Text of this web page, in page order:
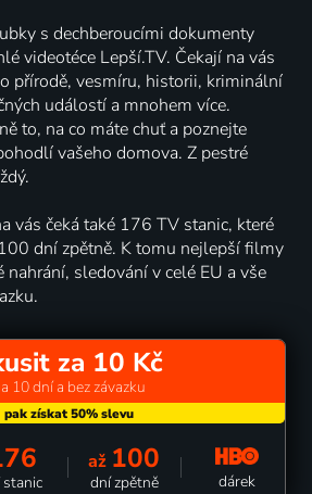
s dechberoucími dokumenty
videotéce Lepší.TV. Čekají na vás
přírodě, vesmíru, historii, kriminální
událostí a mnohem více.
to, na co máte chuť a poznejte
vašeho domova. Z pestré
vás čeká také 176 TV stanic, které
dní zpětně. K tomu nejlepší filmy
nahrání, sledování v celé EU a vše
za 10 Kč
10 dní a bez závazku
stanic
až 100
dní zpětně dárek